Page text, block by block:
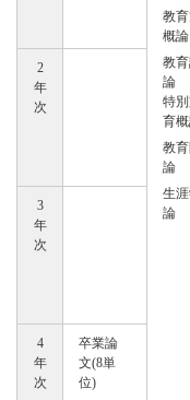
教
概論
教
論
特
育
教
論
生
論
2
年
次
3
年
次
4
年
次
卒業論
文(8単
位)